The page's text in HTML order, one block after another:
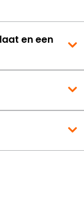
opgelost en
en een